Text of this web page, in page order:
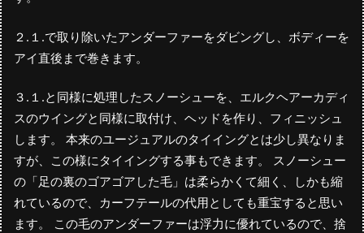
２.１.で取り除いたアンダーファーをダビングし、ボディーを
アイ直後まで巻きます。
３.１.と同様に処理したスノーシューを、エルクヘアーカディ
スのウイングと同様に取付け、ヘッドを作り、フィニッシュ
します。 本来のユージュアルのタイイングとは少し異なりま
すが、この様にタイイングする事もできます。 スノーシュー
の「足の裏のゴアゴアした毛」は柔らかくて細く、しかも縮
れているので、カーフテールの代用としても重宝すると思い
ます。 この毛のアンダーファーは浮力に優れているので、捨